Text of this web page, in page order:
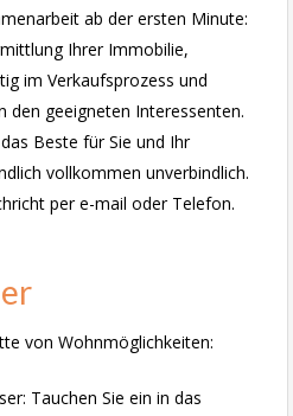
ab der ersten Minute:
Ihrer Immobilie,
im Verkaufsprozess und
den geeigneten Interessenten.
Beste für Sie und Ihr
vollkommen unverbindlich.
per e-mail oder Telefon.
von Wohnmöglichkeiten:
Tauchen Sie ein in das